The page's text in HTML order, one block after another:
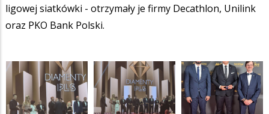
ligowej siatkówki - otrzymały je firmy Decathlon, Unilink
oraz PKO Bank Polski.